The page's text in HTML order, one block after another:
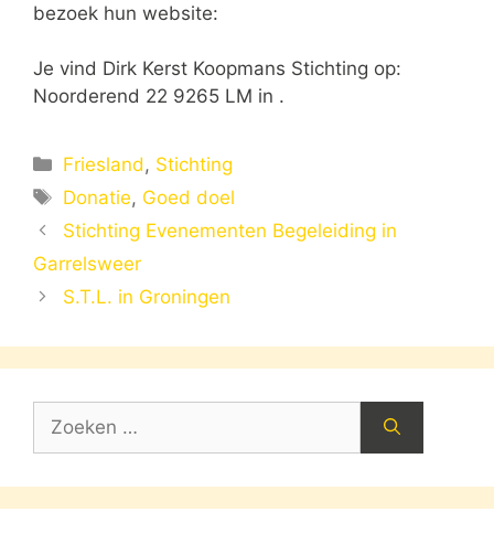
bezoek hun website:
Je vind Dirk Kerst Koopmans Stichting op:
Noorderend 22 9265 LM in .
Categorieën
Friesland, Stichting
Tags
Donatie, Goed doel
Stichting Evenementen Begeleiding in
Garrelsweer
S.T.L. in Groningen
Zoek